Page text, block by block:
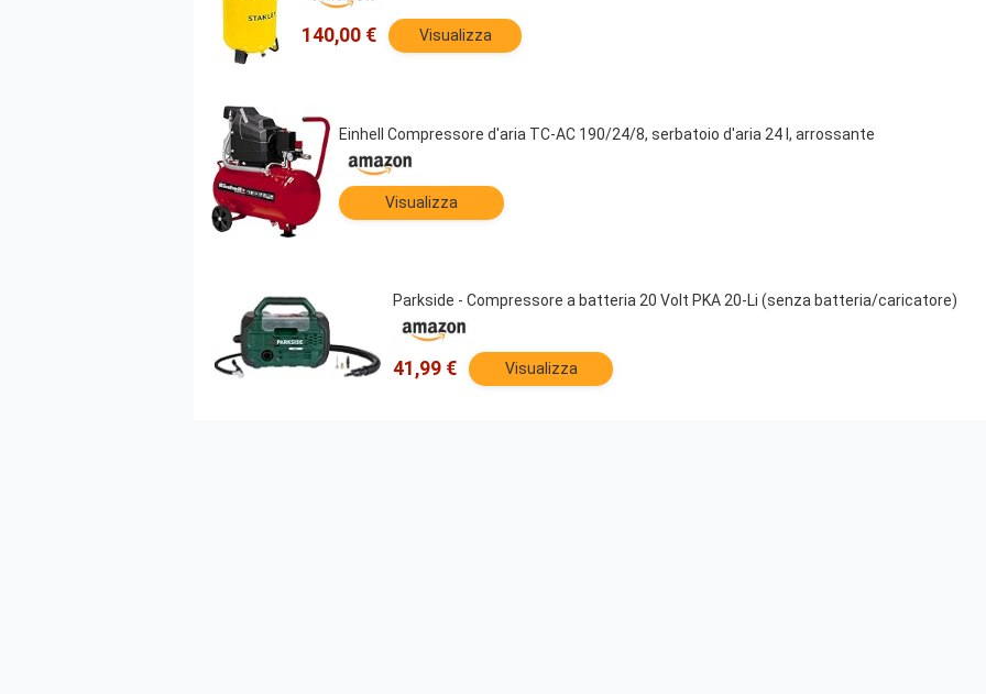
140,00 € Visualizza
Einhell Compressore d'aria TC-AC 190/24/8, serbatoio d'aria 24 l, arrossante
Visualizza
Parkside - Compressore a batteria 20 Volt PKA 20-Li (senza batteria/caricatore)
41,99 € Visualizza